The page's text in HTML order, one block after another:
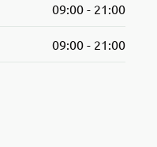
09:00 - 21:00
09:00 - 21:00